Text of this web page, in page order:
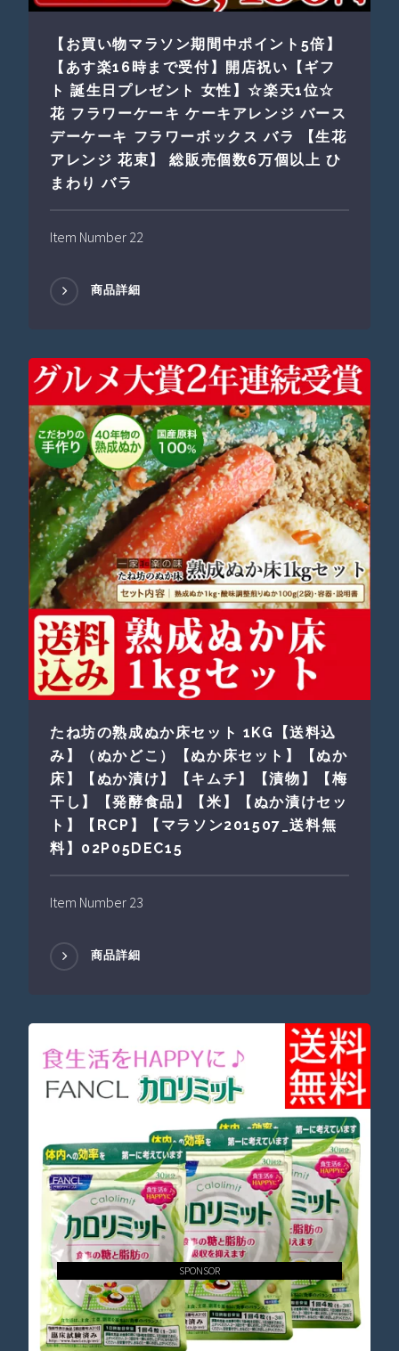
【お買い物マラソン期間中ポイント5倍】
【あす楽16時まで受付】開店祝い【ギフ
ト 誕生日プレゼント 女性】☆楽天1位☆
花 フラワーケーキ ケーキアレンジ バース
デーケーキ フラワーボックス バラ 【生花
アレンジ 花束】 総販売個数6万個以上 ひ
まわり バラ
Item Number 22
商品詳細
たね坊の熟成ぬか床セット 1KG【送料込
み】（ぬかどこ）【ぬか床セット】【ぬか
床】【ぬか漬け】【キムチ】【漬物】【梅
干し】【発酵食品】【米】【ぬか漬けセッ
ト】【RCP】【マラソン201507_送料無
料】02P05DEC15
Item Number 23
商品詳細
SPONSOR